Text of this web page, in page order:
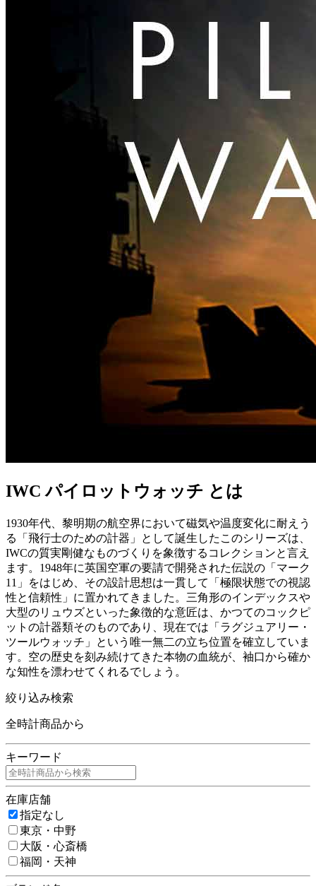
IWC パイロットウォッチ とは
1930年代、黎明期の航空界において磁気や温度変化に耐えう
る「飛行士のための計器」として誕生したこのシリーズは、
IWCの質実剛健なものづくりを象徴するコレクションと言え
ます。1948年に英国空軍の要請で開発された伝説の「マーク
11」をはじめ、その設計思想は一貫して「極限状態での視認
性と信頼性」に置かれてきました。三角形のインデックスや
大型のリュウズといった象徴的な意匠は、かつてのコックピ
ットの計器類そのものであり、現在では「ラグジュアリー・
ツールウォッチ」という唯一無二の立ち位置を確立していま
す。空の歴史を刻み続けてきた本物の血統が、袖口から確か
な知性を漂わせてくれるでしょう。
絞り込み検索
全時計商品から
キーワード
在庫店舗
指定なし
東京・中野
大阪・心斎橋
福岡・天神